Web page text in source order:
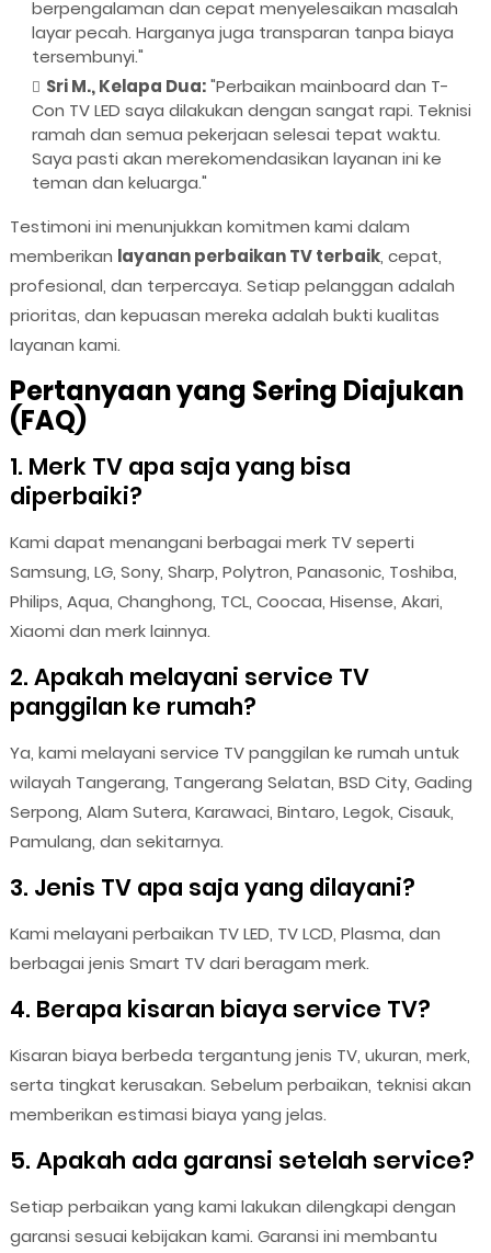
berpengalaman dan cepat menyelesaikan masalah
layar pecah. Harganya juga transparan tanpa biaya
tersembunyi."
Sri M., Kelapa Dua:"Perbaikan mainboard dan T-
Con TV LED saya dilakukan dengan sangat rapi. Teknisi
ramah dan semua pekerjaan selesai tepat waktu.
Saya pasti akan merekomendasikan layanan ini ke
teman dan keluarga."
Testimoni ini menunjukkan komitmen kami dalam
memberikan layanan perbaikan TV terbaik, cepat,
profesional, dan terpercaya. Setiap pelanggan adalah
prioritas, dan kepuasan mereka adalah bukti kualitas
layanan kami.
Pertanyaan yang Sering Diajukan
(FAQ)
1. Merk TV apa saja yang bisa
diperbaiki?
Kami dapat menangani berbagai merk TV seperti
Samsung, LG, Sony, Sharp, Polytron, Panasonic, Toshiba,
Philips, Aqua, Changhong, TCL, Coocaa, Hisense, Akari,
Xiaomi dan merk lainnya.
2. Apakah melayani service TV
panggilan ke rumah?
Ya, kami melayani service TV panggilan ke rumah untuk
wilayah Tangerang, Tangerang Selatan, BSD City, Gading
Serpong, Alam Sutera, Karawaci, Bintaro, Legok, Cisauk,
Pamulang, dan sekitarnya.
3. Jenis TV apa saja yang dilayani?
Kami melayani perbaikan TV LED, TV LCD, Plasma, dan
berbagai jenis Smart TV dari beragam merk.
4. Berapa kisaran biaya service TV?
Kisaran biaya berbeda tergantung jenis TV, ukuran, merk,
serta tingkat kerusakan. Sebelum perbaikan, teknisi akan
memberikan estimasi biaya yang jelas.
5. Apakah ada garansi setelah service?
Setiap perbaikan yang kami lakukan dilengkapi dengan
garansi sesuai kebijakan kami. Garansi ini membantu